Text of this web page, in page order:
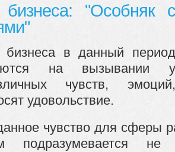
"Особняк с
в данный период
на вызывании у
чувств, эмоций,
удовольствие.
чувство для сферы
подразумевается